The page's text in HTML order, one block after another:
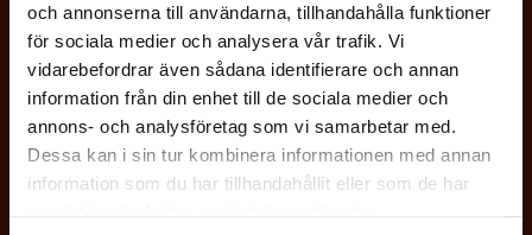
och annonserna till användarna, tillhandahålla funktioner
för sociala medier och analysera vår trafik. Vi
vidarebefordrar även sådana identifierare och annan
information från din enhet till de sociala medier och
annons- och analysföretag som vi samarbetar med.
Dessa kan i sin tur kombinera informationen med annan
information som du har tillhandahållit eller som de har